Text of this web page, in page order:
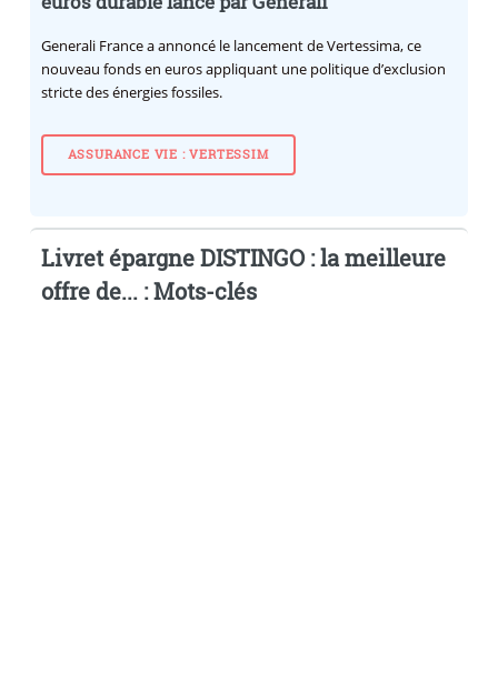
Generali France a annoncé le lancement de Vertessima, ce
nouveau fonds en euros appliquant une politique d’exclusion
stricte des énergies fossiles.
ASSURANCE VIE : VERTESSIM
Livret épargne DISTINGO : la meilleure
offre de... : Mots-clés